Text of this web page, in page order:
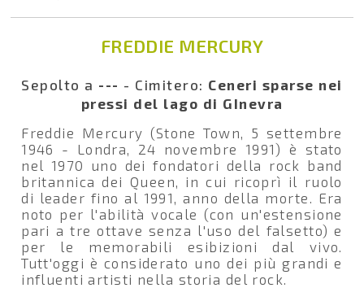
FREDDIE MERCURY
Sepolto a --- - Cimitero: Ceneri sparse nei
pressi del lago di GInevra
Freddie Mercury (Stone Town, 5 settembre
1946 - Londra, 24 novembre 1991) è stato
nel 1970 uno dei fondatori della rock band
britannica dei Queen, in cui ricoprì il ruolo
di leader fino al 1991, anno della morte. Era
noto per l'abilità vocale (con un'estensione
pari a tre ottave senza l'uso del falsetto) e
per le memorabili esibizioni dal vivo.
Tutt'oggi è considerato uno dei più grandi e
influenti artisti nella storia del rock.